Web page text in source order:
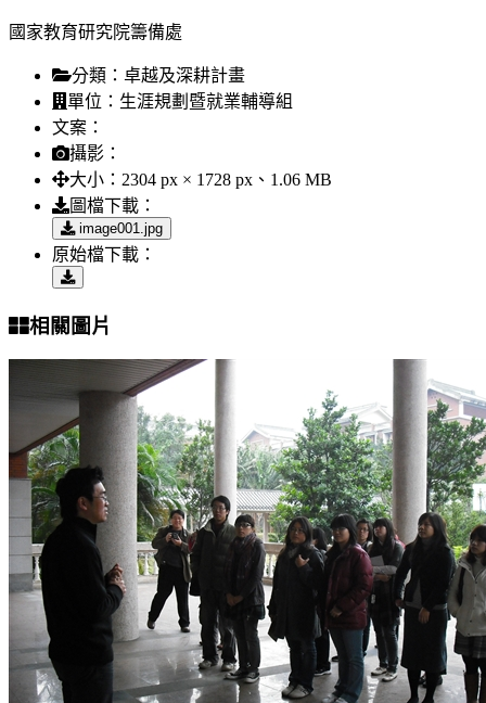
國家教育研究院籌備處
分類： 卓越及深耕計畫
單位： 生涯規劃暨就業輔導組
文案：
攝影：
大小： 2304 px × 1728 px、1.06 MB
圖檔下載：
image001.jpg
原始檔下載：
相關圖片